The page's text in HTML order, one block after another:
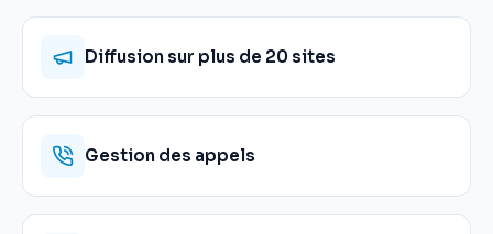
Diffusion sur plus de 20 sites
Gestion des appels